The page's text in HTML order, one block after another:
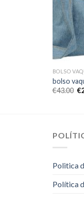
BOLSO
bolso
€43.00 €
Politica
Política